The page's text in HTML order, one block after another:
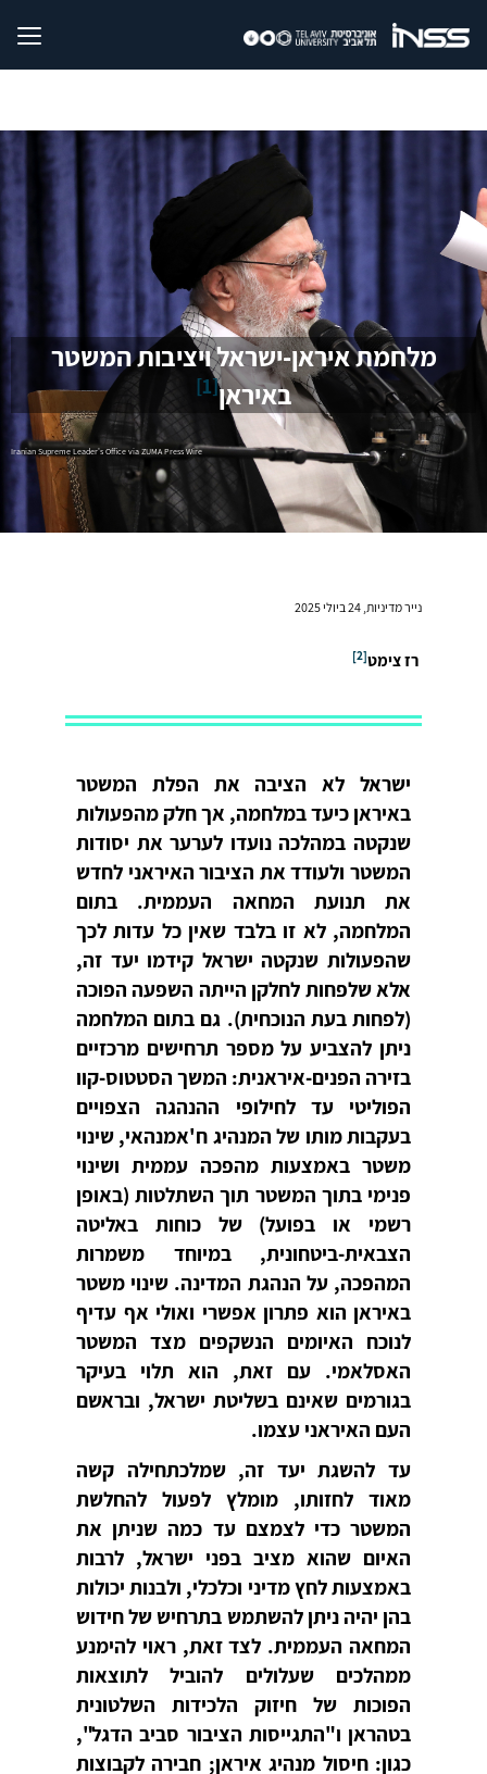
מלחמת איראן-ישראל ויציבות המשטר
באיראן[1]
Iranian Supreme Leader's Office via ZUMA Press Wire
נייר מדיניות, 24 ביולי 2025
רז צימט[2
]
ישראל לא הציבה את הפלת המשטר
באיראן כיעד במלחמה, אך חלק מהפעולות
שנקטה במהלכה נועדו לערער את יסודות
המשטר ולעודד את הציבור האיראני לחדש
את תנועת המחאה העממית. בתום
המלחמה, לא זו בלבד שאין כל עדות לכך
שהפעולות שנקטה ישראל קידמו יעד זה,
אלא שלפחות לחלקן הייתה השפעה הפוכה
(לפחות בעת הנוכחית). גם בתום המלחמה
ניתן להצביע על מספר תרחישים מרכזיים
בזירה הפנים-איראנית: המשך הסטטוס-קוו
הפוליטי עד לחילופי ההנהגה הצפויים
בעקבות מותו של המנהיג ח'אמנהאי, שינוי
משטר באמצעות מהפכה עממית ושינוי
פנימי בתוך המשטר תוך השתלטות (באופן
רשמי או בפועל) של כוחות באליטה
הצבאית-ביטחונית, במיוחד משמרות
המהפכה, על הנהגת המדינה. שינוי משטר
באיראן הוא פתרון אפשרי ואולי אף עדיף
לנוכח האיומים הנשקפים מצד המשטר
האסלאמי. עם זאת, הוא תלוי בעיקר
בגורמים שאינם בשליטת ישראל, ובראשם
העם האיראני עצמו.
עד להשגת יעד זה, שמלכתחילה קשה
מאוד לחזותו, מומלץ לפעול להחלשת
המשטר כדי לצמצם עד כמה שניתן את
האיום שהוא מציב בפני ישראל, לרבות
באמצעות לחץ מדיני וכלכלי, ולבנות יכולות
בהן יהיה ניתן להשתמש בתרחיש של חידוש
המחאה העממית. לצד זאת, ראוי להימנע
ממהלכים שעלולים להוביל לתוצאות
הפוכות של חיזוק הלכידות השלטונית
בטהראן ו"התגייסות הציבור סביב הדגל",
כגון: חיסול מנהיג איראן; חבירה לקבוצות